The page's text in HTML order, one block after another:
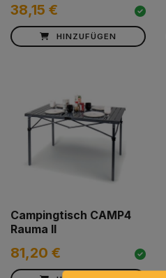
38,15 €
HINZUFÜGEN
Campingtisch CAMP4
Rauma II
81,20 €